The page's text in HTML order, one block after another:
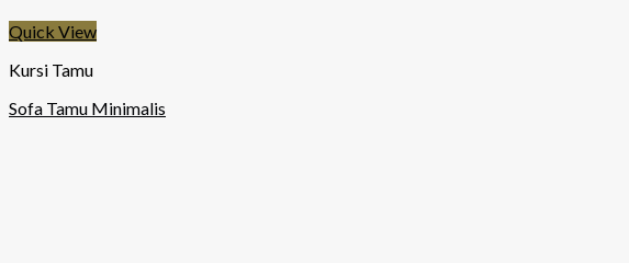
Quick View
Kursi Tamu
Sofa Tamu Minimalis